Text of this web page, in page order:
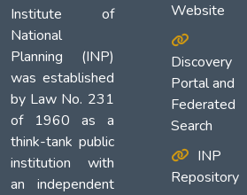
Institute of
National
Planning (INP)
was established
by Law No. 231
of 1960 as a
think-tank public
institution with
an independent
Website
Discovery
Portal and
Federated
Search
INP
Repository